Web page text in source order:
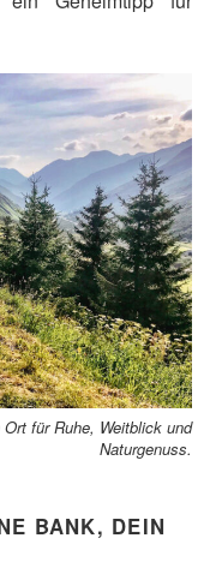
für Ruhe, Weitblick und
Naturgenuss.
BANK, DEIN